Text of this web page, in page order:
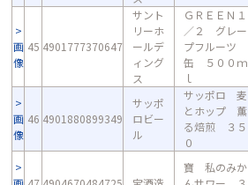
画
像
45 4901777370647
サント
リーホ
ールデ
ィング
ス
ＧＲＥＥＮ１
／２ グレー
プフルーツ
缶 ５００ｍ
ｌ
画
像
46 4901880899349
サッポ
ロビー
ル
サッポロ 麦
とホップ 薫
る焙煎 ３５
０
寶 私のみか